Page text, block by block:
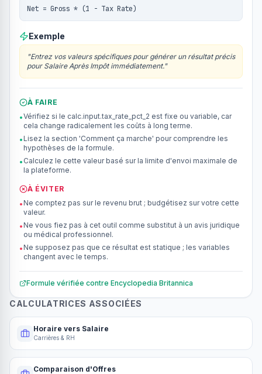
Net = Gross * (1 - Tax Rate)
Exemple
"Entrez vos valeurs spécifiques pour générer un résultat précis
pour Salaire Après Impôt immédiatement."
À FAIRE
•Vérifiez si le calc.input.tax_rate_pct_2 est fixe ou variable, car
cela change radicalement les coûts à long terme.
• Lisez la section 'Comment ça marche' pour comprendre les
hypothèses de la formule.
• Calculez le cette valeur basé sur la limite d'envoi maximale de
la plateforme.
À ÉVITER
• Ne comptez pas sur le revenu brut ; budgétisez sur votre cette
valeur.
• Ne vous fiez pas à cet outil comme substitut à un avis juridique
ou médical professionnel.
• Ne supposez pas que ce résultat est statique ; les variables
changent avec le temps.
Formule vérifiée contre Encyclopedia Britannica
CALCULATRICES ASSOCIÉES
Horaire vers Salaire
Carrières & RH
Comparaison d'Offres